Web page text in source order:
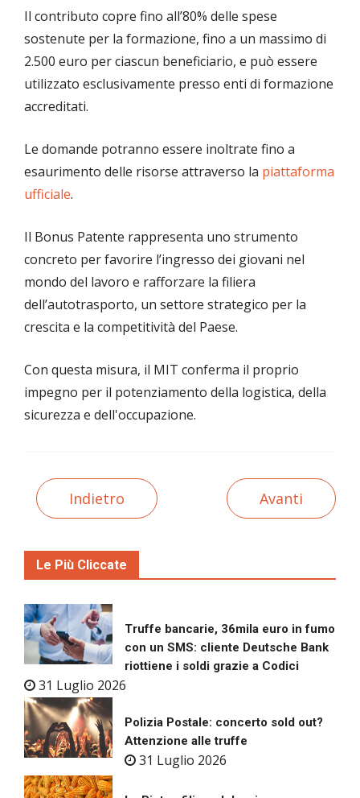
Il contributo copre fino all’80% delle spese
sostenute per la formazione, fino a un massimo di
2.500 euro per ciascun beneficiario, e può essere
utilizzato esclusivamente presso enti di formazione
accreditati.
Le domande potranno essere inoltrate fino a
esaurimento delle risorse attraverso la piattaforma
ufficiale.
Il Bonus Patente rappresenta uno strumento
concreto per favorire l’ingresso dei giovani nel
mondo del lavoro e rafforzare la filiera
dell’autotrasporto, un settore strategico per la
crescita e la competitività del Paese.
Con questa misura, il MIT conferma il proprio
impegno per il potenziamento della logistica, della
sicurezza e dell'occupazione.
Indietro Avanti
Le Più Cliccate
Truffe bancarie, 36mila euro in fumo
con un SMS: cliente Deutsche Bank
riottiene i soldi grazie a Codici
31 Luglio 2026
Polizia Postale: concerto sold out?
Attenzione alle truffe
31 Luglio 2026